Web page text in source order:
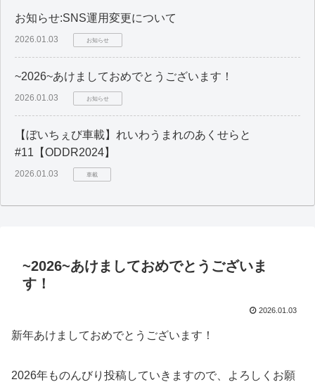
お知らせ:SNS運用変更について
2026.01.03 お知らせ
~2026~あけましておめでとうございます！
2026.01.03 お知らせ
【ぼいちぇび車載】れいわうまれのあくせらと
#11【ODDR2024】
2026.01.03 車載
~2026~あけましておめでとうございま
す！
2026.01.03
新年あけましておめでとうございます！
2026年ものんびり投稿していきますので、よろしくお願